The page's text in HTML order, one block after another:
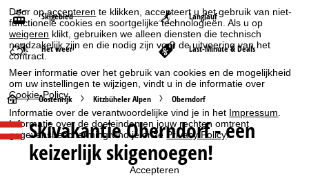
Door opaccepteren te klikken, accepteert u het gebruik van niet-
functionele cookies en soortgelijke technologieën. Als u op
weigeren klikt, gebruiken we alleen diensten die technisch
noodzakelijk zijn en die nodig zijn voor de uitvoering van het
contract.
Meer informatie over het gebruik van cookies en de mogelijkheid
om uw instellingen te wijzigen, vindt u in de informatie over
Cookie-Policy.
Informatie over de verantwoordelijke vind je in het Impressum
Informatie over de doeleinden en jouw rechten omtrent
gegevensbescherming vind je onze Privacy Policy.
Accepteren
Skigebied Langlauf
Het weer Last-Minute & Deals
S
t
Oostenrijk Kitzbüheler Alpen Oberndorf
Skivakantie Oberndorf - een
keizerlijk skigenoegen!